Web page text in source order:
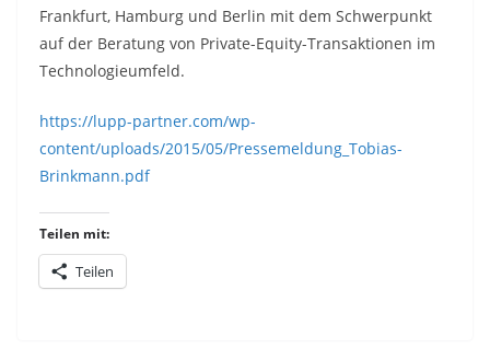
Frankfurt, Hamburg und Berlin mit dem Schwerpunkt
auf der Beratung von Private-Equity-Transaktionen im
Technologieumfeld.
https://lupp-partner.com/wp-
content/uploads/2015/05/Pressemeldung_Tobias-
Brinkmann.pdf
Teilen mit:
Teilen